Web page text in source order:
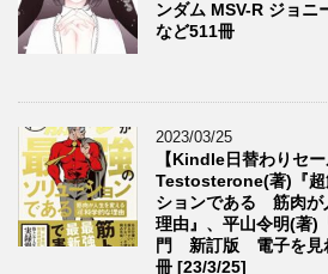
ンダム MSV-R ジョニ
など511冊
2023/03/25
【Kindle日替わりセー
Testosterone(著)『超
ションである 筋肉が
理由』、平山令明(著)
門 新訂版 電子を見
冊 [23/3/25]